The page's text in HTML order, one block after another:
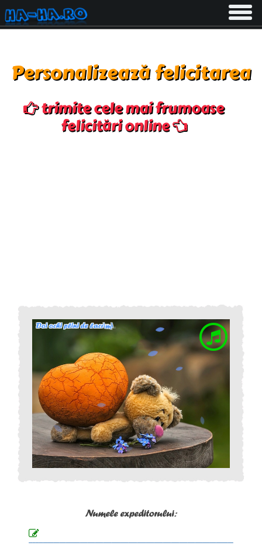
Toggle
Personalizează felicitarea
trimite cele mai frumoase
felicitări online
Numele expeditorului: